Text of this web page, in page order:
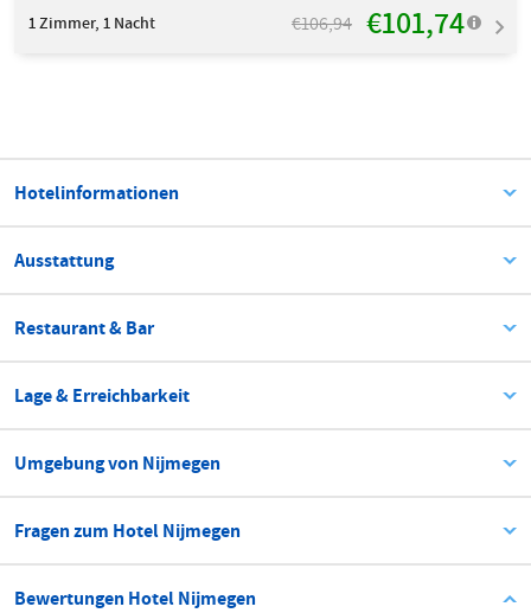
1Zimmer, 1 Nacht €106,94 €101,74
Hotelinformationen
Ausstattung
Restaurant & Bar
Lage & Erreichbarkeit
Umgebung von Nijmegen
Fragen zum Hotel Nijmegen
Bewertungen Hotel Nijmegen